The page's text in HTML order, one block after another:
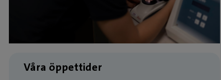
Våra öppettider